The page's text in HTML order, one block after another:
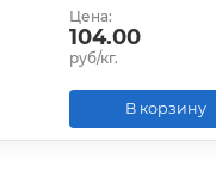
Цена:
104.00
руб/кг.
В корзину